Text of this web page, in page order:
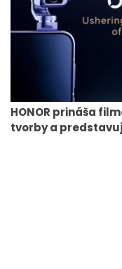
HONOR prináša
tvorby a